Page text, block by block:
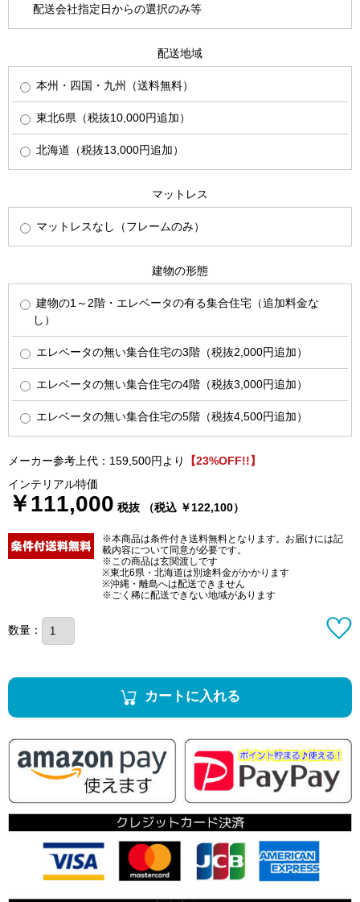
配送会社指定日からの選択のみ等
配送地域
本州・四国・九州（送料無料）
東北6県（税抜10,000円追加）
北海道（税抜13,000円追加）
マットレス
マットレスなし（フレームのみ）
建物の形態
建物の1～2階・エレベータの有る集合住宅（追加料金な
し）
エレベータの無い集合住宅の3階（税抜2,000円追加）
エレベータの無い集合住宅の4階（税抜3,000円追加）
エレベータの無い集合住宅の5階（税抜4,500円追加）
メーカー参考上代：159,500円より
【23%OFF!!】
インテリアル特価
￥111,000 税抜 （税込 ￥122,100）
※本商品は条件付き送料無料となります。お届けには記
載内容について同意が必要です。
※この商品は玄関渡しです
※東北6県・北海道は別途料金がかかります
※沖縄・離島へは配送できません
※ごく稀に配送できない地域があります
数量：
カートに入れる